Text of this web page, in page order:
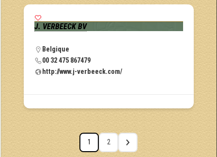
J. VERBEECK BV
Belgique
00 32 475 867479
http://www.j-verbeeck.com/
1 2